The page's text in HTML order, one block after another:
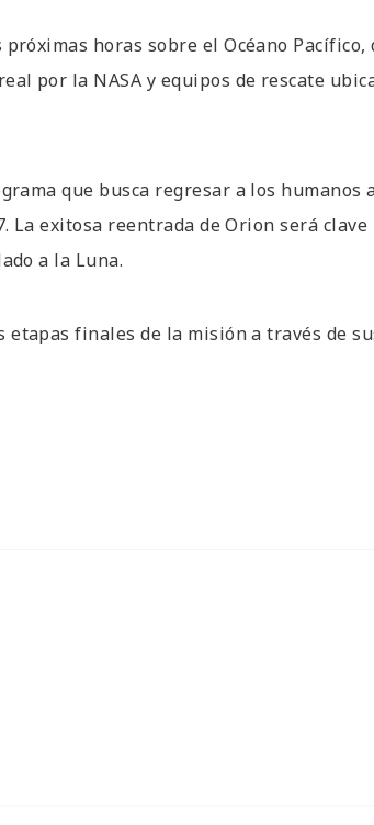
horas sobre el Océano Pacífico,
por la NASA y equipos de rescate
que busca regresar a los humanos
La exitosa reentrada de Orion será
a la Luna.
etapas finales de la misión a través de